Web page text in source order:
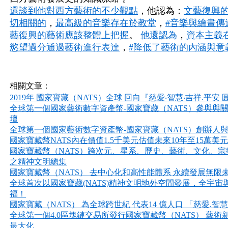
還談到他對西方藝術的不少觀點 ，他認為： 文藝復興
切相關的 ， 最高級的音樂存在於教堂 ， #音樂與繪畫傳
藝復興的藝術應該整體上把握。 他還認為 ， 資本主義
慾望過分通過藝術進行表達 ， #降低了藝術的內涵與意
相關文章：
2019年 國家寶藏（NATS）全球 回向『慈愛‧智慧‧吉祥.平安
全球第一個國家藝術數字資產幣-國家寶藏（NATS）參與與
壇
全球第一個國家藝術數字資產幣-國家寶藏（NATS）創辦人
國家寶藏幣NATS內在價值1.5千美元估值未來10年至15萬美元
國家寶藏幣（NATS）跨次元、星系、歷史、藝術、文化、
之精神文明總集
國家寶藏幣（NATS） 去中心化和高性能體系 永續發展無限
全球首次以國家寶藏(NATS)精神文明地外空間發展，全宇宙
福！
國家寶藏（NATS） 為全球跨世紀 代表14 億人口 「慈愛.智
全球第一個4.0區塊鏈交易所發行國家寶藏幣（NATS） 藝術
最大化